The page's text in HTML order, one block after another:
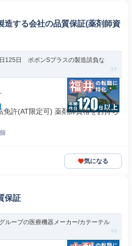
造する会社の品質保証(薬剤師資
125日 ポポンSプラスの製造請負な
免許(AT限定可) 薬剤師資格をお持ち
気になる
保証
ループの医療機器メーカー/カテーテル